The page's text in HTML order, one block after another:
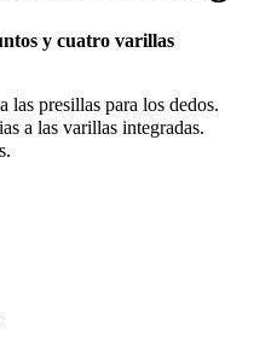
y cuatro varillas
las presillas para los dedos.
a las varillas integradas.